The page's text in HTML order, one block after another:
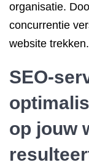
organisatie.
concurrentie
website trekken.
SEO-
op jouw